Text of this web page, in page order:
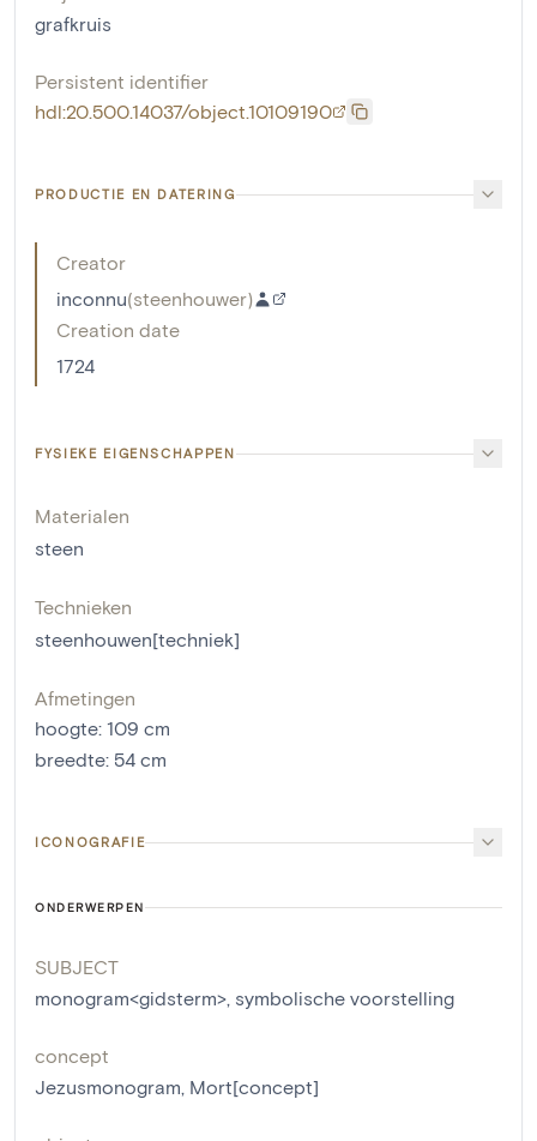
grafkruis
Persistent identifier
hdl:20.500.14037/object.10109190
PRODUCTIE EN DATERING
Creator
inconnu(steenhouwer)
Creation date
1724
FYSIEKE EIGENSCHAPPEN
Materialen
steen
Technieken
steenhouwen[techniek]
Afmetingen
hoogte: 109 cm
breedte: 54 cm
ICONOGRAFIE
ONDERWERPEN
SUBJECT
monogram<gidsterm>, symbolische voorstelling
concept
Jezusmonogram, Mort[concept]